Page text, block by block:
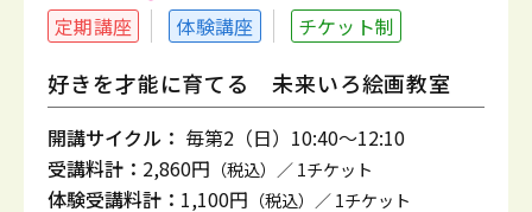
定期講座 体験講座 チケット制
好きを才能に育てる 未来いろ絵画教室
開講サイクル： 毎第2（日）10:40～12:10
受講料計： 2,860円 （税込）／ 1チケット
体験受講料計： 1,100円 （税込）／ 1チケット